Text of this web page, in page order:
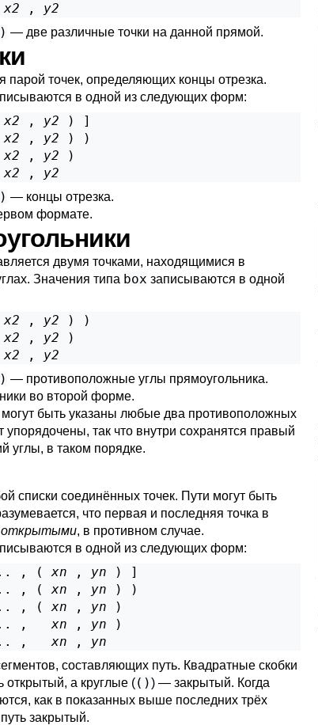
x2 , y2
) — две различные точки на данной прямой.
парой точек, определяющих концы отрезка.
в одной из следующих форм:
x2 , y2 ) ]
x2 , y2 ) )
x2 , y2 )
x2 , y2
) — концы отрезка.
формате.
двумя точками, находящимися в
Значения типа box записываются в одной
x2 , y2 ) )
x2 , y2 )
x2 , y2
) — противоположные углы прямоугольника.
во второй форме.
быть указаны любые два противоположных
упорядочены, так что внутри сохранятся правый
углы, в таком порядке.
списки соединённых точек. Пути могут быть
что первая и последняя точка в
открытыми, в противном случае.
в одной из следующих форм:
, ( xn , yn ) ]
, ( xn , yn ) )
, ( xn , yn )
,
xn , yn )
,
xn , yn
составляющих путь. Квадратные скобки
открытый, а круглые (()) — закрытый. Когда
как в показанных выше последних трёх
закрытый.